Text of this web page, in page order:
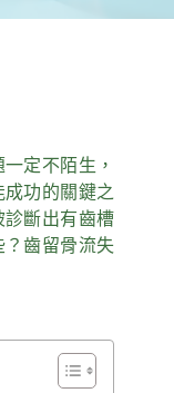
定不陌生，
功的關鍵之
斷出有齒槽
齒留骨流失